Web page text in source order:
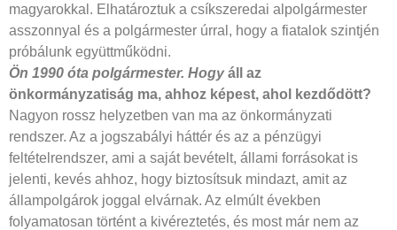
magyarokkal. Elhatároztuk a csíkszeredai alpolgármester
asszonnyal és a polgármester úrral, hogy a fiatalok szintjén
próbálunk együttműködni.
Ön 1990 óta polgármester. Hogyáll az
önkormányzatiság ma, ahhoz képest, ahol kezdődött?
Nagyon rossz helyzetben van ma az önkormányzati
rendszer. Az a jogszabályi háttér és az a pénzügyi
feltételrendszer, ami a saját bevételt, állami forrásokat is
jelenti, kevés ahhoz, hogy biztosítsuk mindazt, amit az
állampolgárok joggal elvárnak. Az elmúlt években
folyamatosan történt a kivéreztetés, és most már nem az